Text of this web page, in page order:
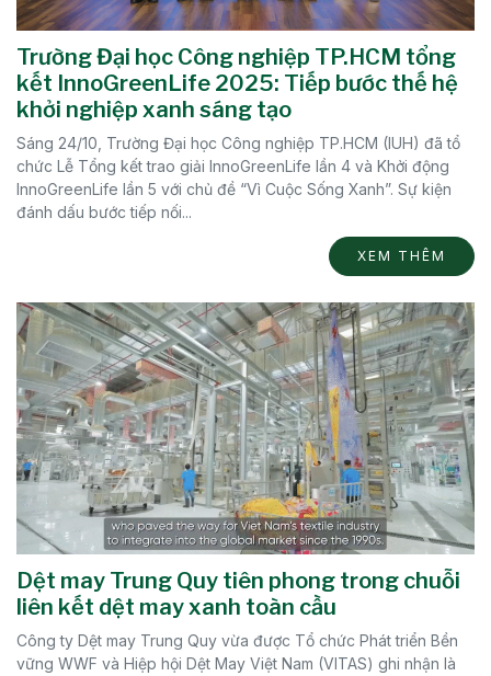
Trường Đại học Công nghiệp TP.HCM tổng
kết InnoGreenLife 2025: Tiếp bước thế hệ
khởi nghiệp xanh sáng tạo
Sáng 24/10, Trường Đại học Công nghiệp TP.HCM (IUH) đã tổ
chức Lễ Tổng kết trao giải InnoGreenLife lần 4 và Khởi động
InnoGreenLife lần 5 với chủ đề “Vì Cuộc Sống Xanh”. Sự kiện
đánh dấu bước tiếp nối...
XEM THÊM
Dệt may Trung Quy tiên phong trong chuỗi
liên kết dệt may xanh toàn cầu
Công ty Dệt may Trung Quy vừa được Tổ chức Phát triển Bền
vững WWF và Hiệp hội Dệt May Việt Nam (VITAS) ghi nhận là